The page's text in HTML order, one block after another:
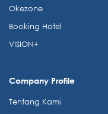
Okezone
Booking Hotel
VISION+
Company Profile
Tentang Kami